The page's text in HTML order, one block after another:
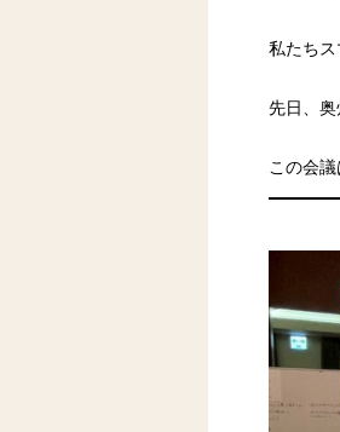
私たち
先日、奥
この会